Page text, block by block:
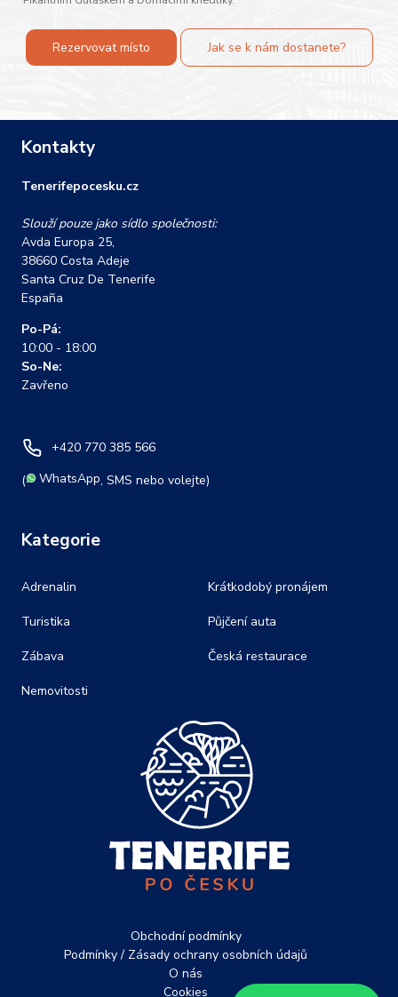
Rezervovat místo Jak se k nám dostanete?
Kontakty
Tenerifepocesku.cz
Slouží pouze jako sídlo společnosti:
Avda Europa 25,
38660 Costa Adeje
Santa Cruz De Tenerife
España
Po-Pá:
10:00 - 18:00
So-Ne:
Zavřeno
+420 770 385 566
(
WhatsApp, SMS nebo volejte)
Kategorie
Adrenalin
Turistika
Zábava
Nemovitosti
Krátkodobý pronájem
Půjčení auta
Česká restaurace
Obchodní podmínky
Podmínky / Zásady ochrany osobních údajů
O nás
Cookies